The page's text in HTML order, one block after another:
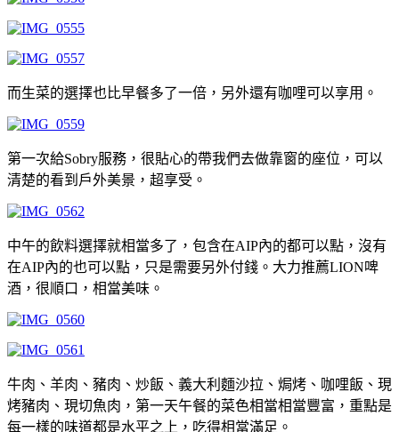
而生菜的選擇也比早餐多了一倍，另外還有咖哩可以享用。
第一次給Sobry服務，很貼心的帶我們去做靠窗的座位，可以
清楚的看到戶外美景，超享受。
中午的飲料選擇就相當多了，包含在AIP內的都可以點，沒有
在AIP內的也可以點，只是需要另外付錢。大力推薦LION啤
酒，很順口，相當美味。
牛肉、羊肉、豬肉、炒飯、義大利麵沙拉、焗烤、咖哩飯、現
烤豬肉、現切魚肉，第一天午餐的菜色相當相當豐富，重點是
每一樣的味道都是水平之上，吃得相當滿足。